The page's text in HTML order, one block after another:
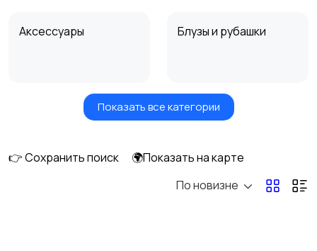
Аксессуары Блузы и рубашки
Будущим мамам Верхняя одежда
Домашняя одежда
Показать все категории
👉 Сохранить поиск
🌍Показать на карте
По новизне